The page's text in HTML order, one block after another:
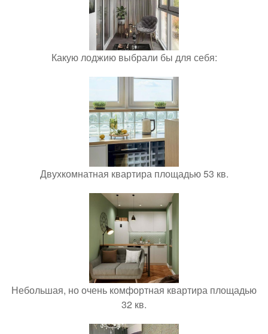
Какую лоджию выбрали бы для себя:
Двухкомнатная квартира площадью 53 кв.
Небольшая, но очень комфортная квартира площадью
32 кв.